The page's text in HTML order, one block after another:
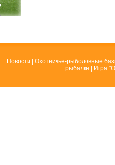
Новости
Охотничье-рыболовные
рыбалке
Игра